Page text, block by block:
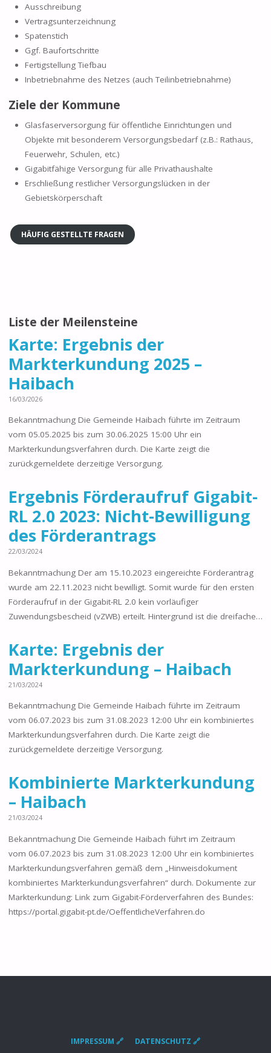
Ausschreibung
Vertragsunterzeichnung
Spatenstich
Ggf. Baufortschritte
Fertigstellung Tiefbau
Inbetriebnahme des Netzes (auch Teilinbetriebnahme)
Ziele der Kommune
Glasfaserversorgung für öffentliche Einrichtungen und
Objekte mit besonderem Versorgungsbedarf (z.B.: Rathaus,
Feuerwehr, Schulen, etc.)
Gigabitfähige Versorgung für alle Privathaushalte
Erschließung restlicher Versorgungslücken in der
Gebietskörperschaft
HÄUFIG GESTELLTE FRAGEN
Liste der Meilensteine
Karte: Ergebnis der
Markterkundung 2025 –
Haibach
16/03/2026
Bekanntmachung Die Gemeinde Haibach führte im Zeitraum
vom 05.05.2025 bis zum 30.06.2025 15:00 Uhr ein
Markterkundungsverfahren durch. Die Karte zeigt die
zurückgemeldete derzeitige Versorgung.
Ergebnis Förderaufruf Gigabit-
RL 2.0 2023: Nicht-Bewilligung
des Förderantrags
22/03/2024
Bekanntmachung Der am 15.10.2023 eingereichte Förderantrag
wurde am 22.11.2023 nicht bewilligt. Somit wurde für den ersten
Förderaufruf in der Gigabit-RL 2.0 kein vorläufiger
Zuwendungsbescheid (vZWB) erteilt. Hintergrund ist die dreifache…
Karte: Ergebnis der
Markterkundung – Haibach
21/03/2024
Bekanntmachung Die Gemeinde Haibach führte im Zeitraum
vom 06.07.2023 bis zum 31.08.2023 12:00 Uhr ein kombiniertes
Markterkundungsverfahren durch. Die Karte zeigt die
zurückgemeldete derzeitige Versorgung.
Kombinierte Markterkundung
– Haibach
21/03/2024
Bekanntmachung Die Gemeinde Haibach führt im Zeitraum
vom 06.07.2023 bis zum 31.08.2023 12:00 Uhr ein kombiniertes
Markterkundungsverfahren gemäß dem „Hinweisdokument
kombiniertes Markterkundungsverfahren“ durch. Dokumente zur
Markterkundung: Link zum Gigabit-Förderverfahren des Bundes:
https://portal.gigabit-pt.de/OeffentlicheVerfahren.do
IMPRESSUM 🔗 DATENSCHUTZ 🔗